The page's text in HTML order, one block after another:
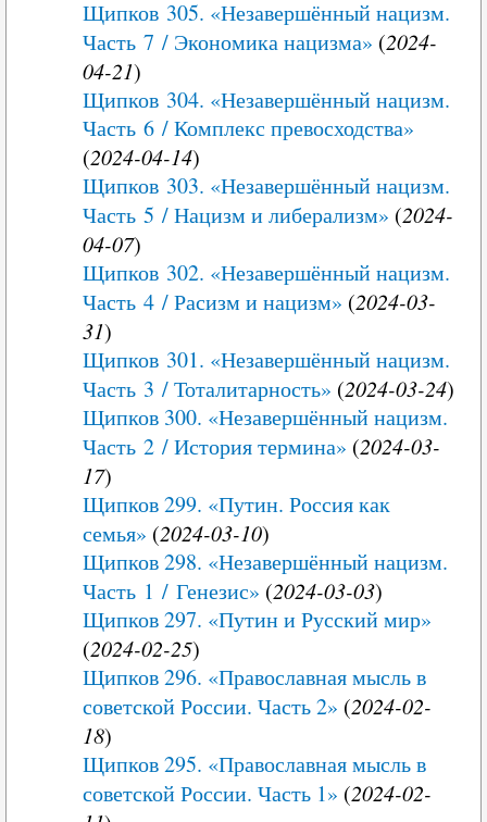
Щипков 305. «Незавершённый нацизм.
Часть 7 / Экономика нацизма» (2024-
04-21)
Щипков 304. «Незавершённый нацизм.
Часть 6 / Комплекс превосходства»
(2024-04-14)
Щипков 303. «Незавершённый нацизм.
Часть 5 / Нацизм и либерализм» (2024-
04-07)
Щипков 302. «Незавершённый нацизм.
Часть 4 / Расизм и нацизм» (2024-03-
31)
Щипков 301. «Незавершённый нацизм.
Часть 3 / Тоталитарность» (2024-03-24)
Щипков 300. «Незавершённый нацизм.
Часть 2 / История термина» (2024-03-
17)
Щипков 299. «Путин. Россия как
семья» (2024-03-10)
Щипков 298. «Незавершённый нацизм.
Часть 1 / Генезис» (2024-03-03)
Щипков 297. «Путин и Русский мир»
(2024-02-25)
Щипков 296. «Православная мысль в
советской России. Часть 2» (2024-02-
18)
Щипков 295. «Православная мысль в
советской России. Часть 1» (2024-02-